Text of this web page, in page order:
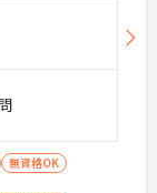
給
や
働無資格OK